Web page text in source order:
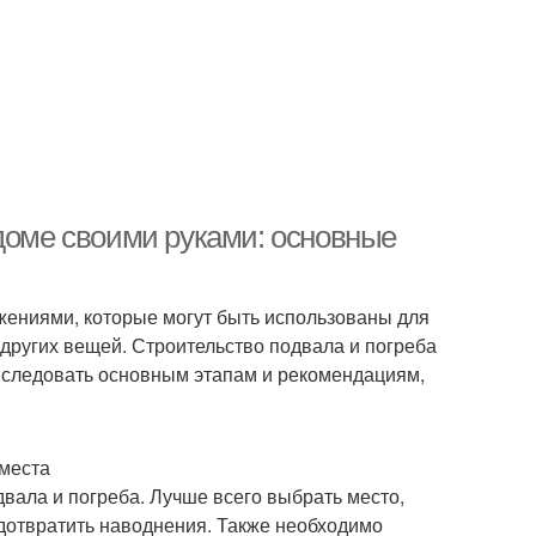
своими руками: основные
которые могут быть использованы для
вещей. Строительство подвала и погреба
основным этапам и рекомендациям,
и погреба. Лучше всего выбрать место,
наводнения. Также необходимо